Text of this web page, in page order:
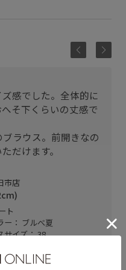
感でした。全体的に
そ下くらいの丈感で
ラウス。前開きなの
だけます。
市店
ト
ー： ブルべ夏
サイズ： 38
イト (15)